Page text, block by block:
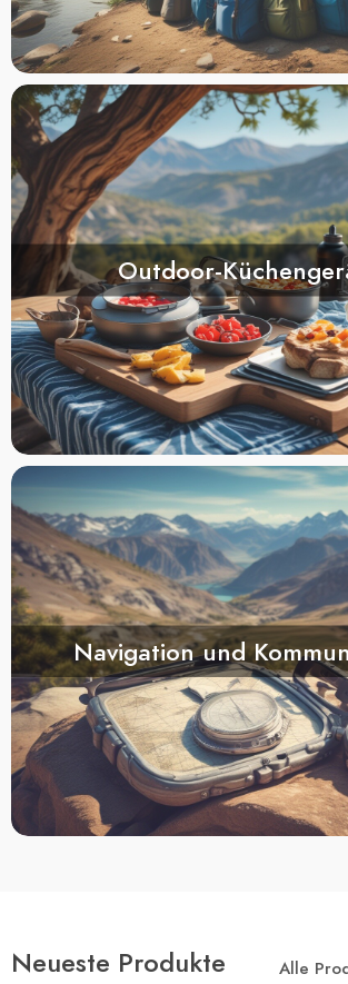
Outdoor-
Navigation und
Neueste Produkte Alle